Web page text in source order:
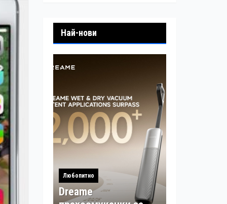
Най-нови
Любопитно
Dreame